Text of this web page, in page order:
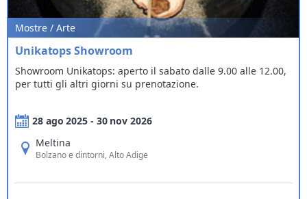
Mostre / Arte
Unikatops Showroom
Showroom Unikatops: aperto il sabato dalle 9.00 alle 12.00,
per tutti gli altri giorni su prenotazione.
28 ago 2025 - 30 nov 2026
Meltina
Bolzano e dintorni, Alto Adige